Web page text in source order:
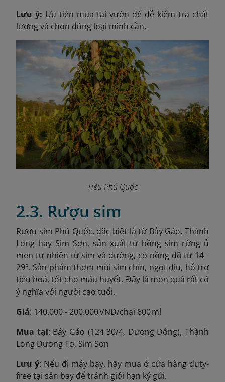
Lưu ý: Ưu tiên mua tại vườn để dễ kiểm tra chất
lượng và chọn đúng loại mình cần.
Tiêu Phú Quốc
2.3. Rượu sim
Rượu sim Phú Quốc, đặc biệt là từ Bảy Gáo, Thành
Long hay Sim Sơn, sản xuất từ hồng sim rừng ủ
men tự nhiên từ sim và đường, có nồng độ từ 14 -
29°. Sản phẩm thơm mùi sim chín, ngọt dịu, hỗ trợ
tiêu hoá, tốt cho máu huyết. Đây là món quà rất có
ý nghĩa với người cao tuổi.
Giá: 140.000 - 200.000 VND/chai 600 ml
Mua tại: Bảy Gáo (124 30/4, Dương Đông), Thành
Long Dương Tơ, Sim Sơn
Lưu ý: Nếu đi máy bay, hãy mua ở cửa hàng duty-
free tại sân bay để tránh giới hạn ký gửi.